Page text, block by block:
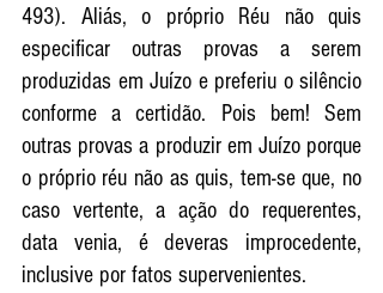
493). Aliás, o próprio Réu não quis
especificar outras provas a serem
produzidas em Juízo e preferiu o silêncio
conforme a certidão. Pois bem! Sem
outras provas a produzir em Juízo porque
o próprio réu não as quis, tem-se que, no
caso vertente, a ação do requerentes,
data venia, é deveras improcedente,
inclusive por fatos supervenientes.